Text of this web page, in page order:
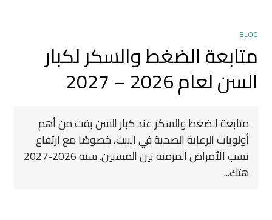
BLOG
متابعة الضغط والسكر لكبار
السن لعام 2026 – 2027
متابعة الضغط والسكر عند كبار السن بقت من أهم
أولويات الرعاية الصحية في البيت، خصوصًا مع ارتفاع
نسب الأمراض المزمنة بين المسنين. سنة 2026-2027
هتك...